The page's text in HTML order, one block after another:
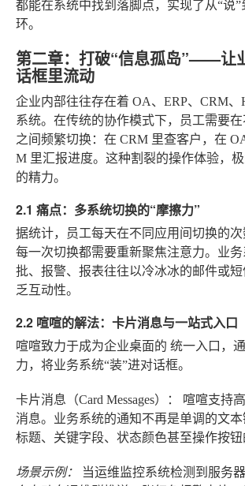
都能在系统中找到落脚点，实现了从“说”
环。
第二章：打破“信息孤岛”——让
话框里流动
企业内部往往存在着 OA、ERP、CRM
系统。在传统的协作模式下，员工需要
之间频繁切换：在 CRM 里查客户，在
M 里汇报进度。这种割裂的操作体验，
的精力。
2.1 痛点：多系统切换的“摩擦力”
据统计，员工每天在不同应用间切换的次
每一次切换都需要重新聚焦注意力。业
批、报警、报表往往以冷冰冰的邮件或
乏互动性。
2.2 喧喧的解法：卡片消息与一站式入口
喧喧致力于成为企业桌面的 统一入口 ，
力，将业务系统“装”进对话框。
卡片消息（Card Messages）：
喧喧支持
消息。业务系统的通知不再是单调的文
标题、关键字段、状态颜色甚至操作按钮
场景示例：
当运维监控系统检测到服务器